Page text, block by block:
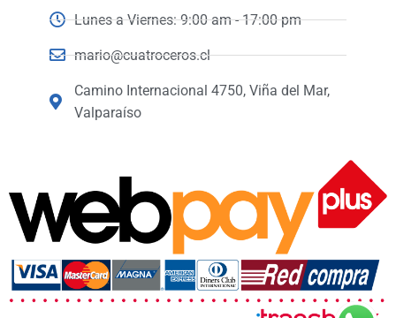
Lunes a Viernes: 9:00 am - 17:00 pm
mario@cuatroceros.cl
Camino Internacional 4750, Viña del Mar,
Valparaíso